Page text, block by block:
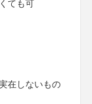
ても可
在しないもの